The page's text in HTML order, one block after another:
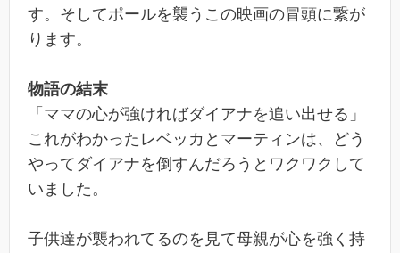
す。そしてポールを襲うこの映画の冒頭に繋が
ります。
物語の結末
「ママの心が強ければダイアナを追い出せる」
これがわかったレベッカとマーティンは、どう
やってダイアナを倒すんだろうとワクワクして
いました。
子供達が襲われてるのを見て母親が心を強く持